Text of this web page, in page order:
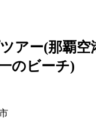
アー(那覇空
のビーチ)